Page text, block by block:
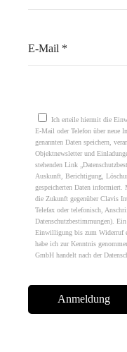
Ich erteile hiermit die
E-Mail oder Telefon über neue
genannten Daten speichern,
Objektnewsletter und
stehenden Link
Auskunft, Berichtigung,
gespeicherten Daten
die Zukunft gegenüber Clavis
Telefax oder telefonisch,
Datenschutzbestimmungen).
Einwilligung bis zum Widerruf
habe ich zur Kenntnis
GmbH handelt nach der